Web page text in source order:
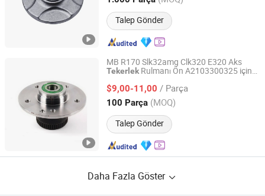
Talep Gönder
MB R170 Slk32amg Clk320 E320 Aks
TekerlekRulmanı Ön A2103300325 için
E320 için Mercedes Benz
$9,00-11,00 / Parça
100 Parça (MOQ)
Talep Gönder
Shanghai Spb Industry Co., Ltd.
Shanghai, China Fiyat 2020
Daha Fazla Göster